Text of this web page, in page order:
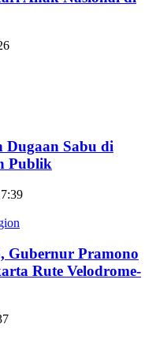
Dugaan Sabu di
Publik
Gubernur Pramono
Rute Velodrome-